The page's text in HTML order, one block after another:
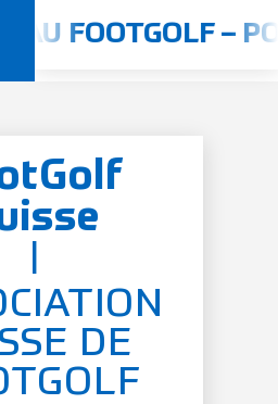
AU FOOTGOLF –
nous
DE